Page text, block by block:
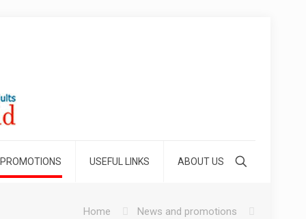
USEFUL LINKS ABOUT US
Home
News and promotions